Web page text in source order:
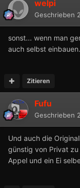
welpi
Geschrieben
sonst... wenn man
auch selbst
Zitieren
Fufu
Geschrieben
Und auch die
günstig von Privat
Appel und ein Ei